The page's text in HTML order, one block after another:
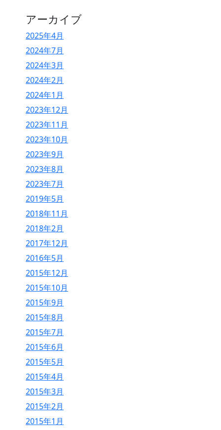
アーカイブ
2025年4月
2024年7月
2024年3月
2024年2月
2024年1月
2023年12月
2023年11月
2023年10月
2023年9月
2023年8月
2023年7月
2019年5月
2018年11月
2018年2月
2017年12月
2016年5月
2015年12月
2015年10月
2015年9月
2015年8月
2015年7月
2015年6月
2015年5月
2015年4月
2015年3月
2015年2月
2015年1月